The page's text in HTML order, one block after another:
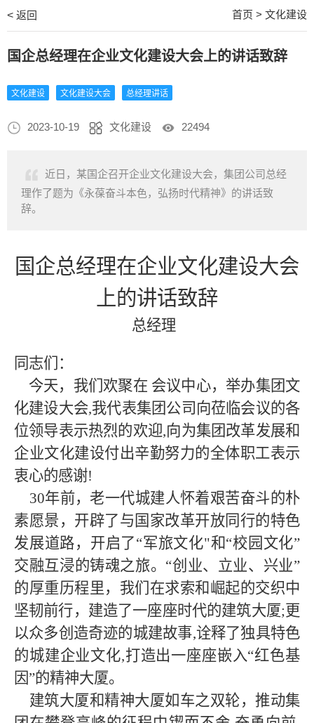
< 返回 首页 > 文化建设
国企总经理在企业文化建设大会上的讲话致辞
文化建设 文化建设大会 总经理讲话
2023-10-19 文化建设 22494
近日，某国企召开企业文化建设大会，集团公司总经
理作了题为《永葆奋斗本色，弘扬时代精神》的讲话致
辞。
国企总经理在企业文化建设大会
上的讲话致辞
总经理
同志们：
今天，我们欢聚在 会议中心，举办集团文
化建设大会,我代表集团公司向莅临会议的各
位领导表示热烈的欢迎,向为集团改革发展和
企业文化建设付出辛勤努力的全体职工表示
衷心的感谢!
30年前，老一代城建人怀着艰苦奋斗的朴
素愿景，开辟了与国家改革开放同行的特色
发展道路，开启了“军旅文化"和“校园文化”
交融互浸的铸魂之旅。“创业、立业、兴业”
的厚重历程里，我们在求索和崛起的交织中
坚韧前行，建造了一座座时代的建筑大厦;更
以众多创造奇迹的城建故事,诠释了独具特色
的城建企业文化,打造出一座座嵌入“红色基
因 ”的精神大厦。
建筑大厦和精神大厦如车之双轮，推动集